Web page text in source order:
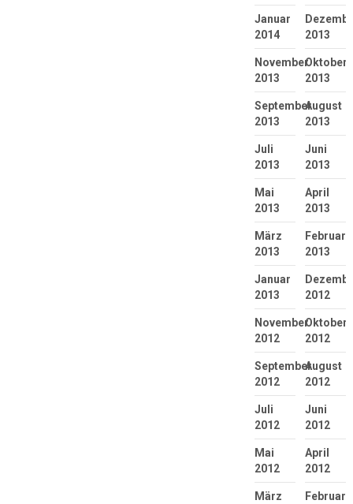
Januar
2014
2013
November
2013
Oktober
2013
September
2013
August
2013
Juli
2013
Juni
2013
Mai
2013
April
2013
März
2013
Februar
2013
Januar
2013
2012
November
2012
Oktober
2012
September
2012
August
2012
Juli
2012
Juni
2012
Mai
2012
April
2012
März
Februar